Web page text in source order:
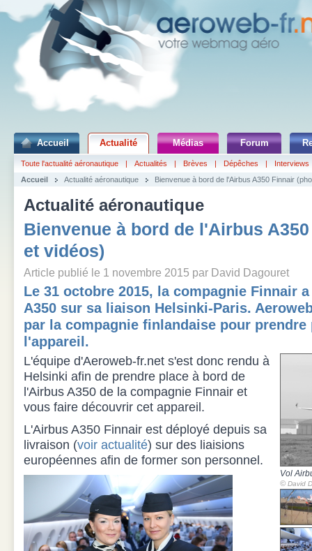
Accueil Actualité Médias Forum
Toute l'actualité aéronautique | Actualités | Brèves | Dépêches |
Interviews
Accueil
Actualité aéronautique Bienvenue à bord de l'Airbus A350 Finnair
Actualité aéronautique
Bienvenue à bord de l'Airbus
et vidéos)
Article publié le 1 novembre 2015 par David Dagouret
Le 31 octobre 2015, la compagnie Finnair
A350 sur sa liaison Helsinki-Paris.
par la compagnie finlandaise pour prendre
l'appareil.
Vol
© David
L'équipe d'Aeroweb-fr.net s'est donc rendu à
Helsinki afin de prendre place à bord de
l'Airbus A350 de la compagnie Finnair et
vous faire découvrir cet appareil.
L'Airbus A350 Finnair est déployé depuis sa
livraison (voir actualité) sur des liaisions
européennes afin de former son personnel.